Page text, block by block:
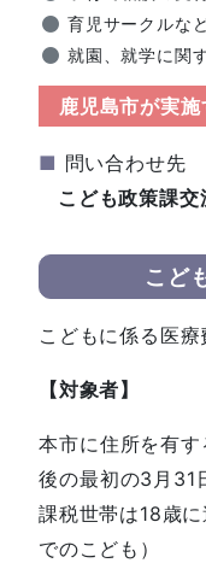
育児サークルな
就園、就学に関
鹿児島市が実
■ 問い合わせ先
こども政策課
こど
こどもに係る医療
【対象者】
本市に住所を有
後の最初の3月31
課税世帯は18歳
でのこども）